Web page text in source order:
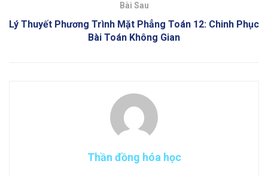
Bài Sau
Lý Thuyết Phương Trình Mặt Phẳng Toán 12: Chinh Phục
Bài Toán Không Gian
Thần đồng hóa học